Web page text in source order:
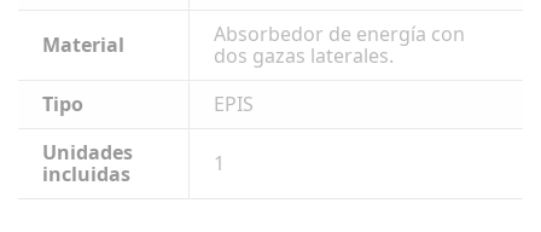
Material
Absorbedor de energía con
dos gazas laterales.
Tipo
EPIS
Unidades
incluidas
1